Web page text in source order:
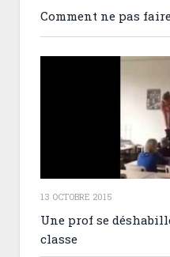
Comment ne pas
13 OCTOBRE 2015
Une prof se
classe